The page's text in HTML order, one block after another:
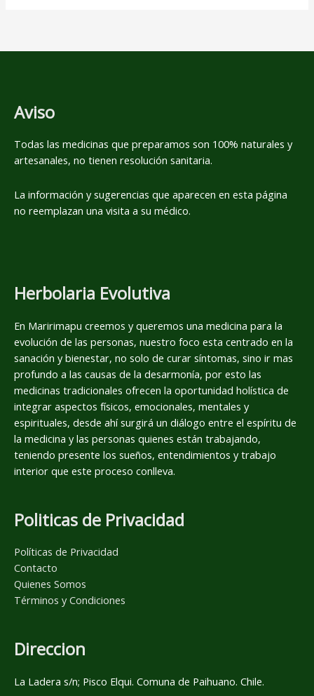
Aviso
Todas las medicinas que preparamos son 100% naturales y
artesanales, no tienen resolución sanitaria.
La información y sugerencias que aparecen en esta página
no reemplazan una visita a su médico.
Herbolaria Evolutiva
En Maririmapu creemos y queremos una medicina para la
evolución de las personas, nuestro foco esta centrado en la
sanación y bienestar, no solo de curar síntomas, sino ir mas
profundo a las causas de la desarmonía, por esto las
medicinas tradicionales ofrecen la oportunidad holística de
integrar aspectos físicos, emocionales, mentales y
espirituales, desde ahí surgirá un diálogo entre el espíritu de
la medicina y las personas quienes están trabajando,
teniendo presente los sueños, entendimientos y trabajo
interior que este proceso conlleva.
Politicas de Privacidad
Políticas de Privacidad
Contacto
Quienes Somos
Términos y Condiciones
Direccion
La Ladera s/n; Pisco Elqui. Comuna de Paihuano. Chile.